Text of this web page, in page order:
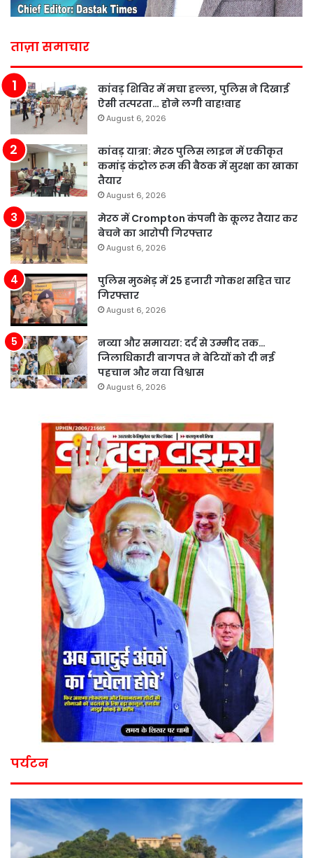
ताज़ा समाचार
कांवड़ शिविर में मचा हल्ला, पुलिस ने दिखाई
ऐसी तत्परता… होने लगी वाह!वाह
August 6, 2026
कांवड़ यात्रा: मेरठ पुलिस लाइन में एकीकृत
कमांड़ कंट्रोल रूम की बैठक में सुरक्षा का खाका
तैयार
August 6, 2026
मेरठ में Crompton कंपनी के कूलर तैयार कर
बेचने का आरोपी गिरफ्तार
August 6, 2026
पुलिस मुठभेड़ में 25 हजारी गोकश सहित चार
गिरफ्तार
August 6, 2026
नव्या और समायरा: दर्द से उम्मीद तक…
जिलाधिकारी बागपत ने बेटियों को दी नई
पहचान और नया विश्वास
August 6, 2026
पर्यटन